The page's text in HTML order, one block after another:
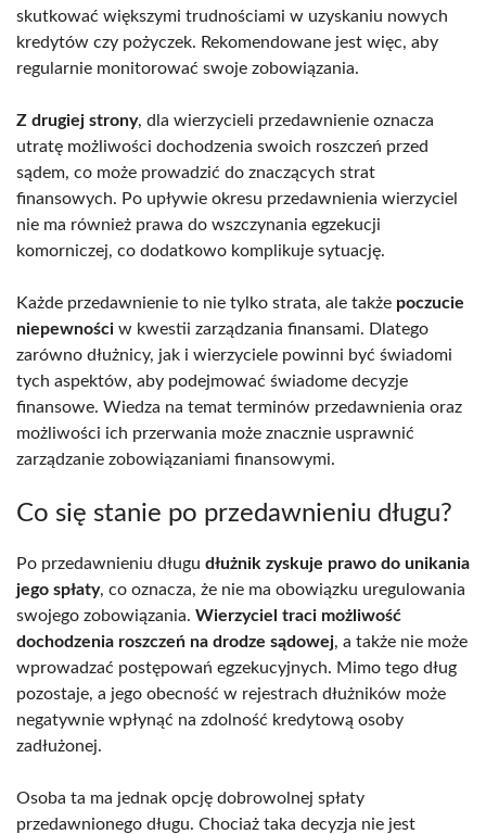
skutkować większymi trudnościami w uzyskaniu nowych
kredytów czy pożyczek. Rekomendowane jest więc, aby
regularnie monitorować swoje zobowiązania.
Z drugiej strony, dla wierzycieli przedawnienie oznacza
utratę możliwości dochodzenia swoich roszczeń przed
sądem, co może prowadzić do znaczących strat
finansowych. Po upływie okresu przedawnienia wierzyciel
nie ma również prawa do wszczynania egzekucji
komorniczej, co dodatkowo komplikuje sytuację.
Każde przedawnienie to nie tylko strata, ale także poczucie
niepewności w kwestii zarządzania finansami. Dlatego
zarówno dłużnicy, jak i wierzyciele powinni być świadomi
tych aspektów, aby podejmować świadome decyzje
finansowe. Wiedza na temat terminów przedawnienia oraz
możliwości ich przerwania może znacznie usprawnić
zarządzanie zobowiązaniami finansowymi.
Co się stanie po przedawnieniu długu?
Po przedawnieniu długu dłużnik zyskuje prawo do unikania
jego spłaty, co oznacza, że nie ma obowiązku uregulowania
swojego zobowiązania. Wierzyciel traci możliwość
dochodzenia roszczeń na drodze sądowej, a także nie może
wprowadzać postępowań egzekucyjnych. Mimo tego dług
pozostaje, a jego obecność w rejestrach dłużników może
negatywnie wpłynąć na zdolność kredytową osoby
zadłużonej.
Osoba ta ma jednak opcję dobrowolnej spłaty
przedawnionego długu. Chociaż taka decyzja nie jest